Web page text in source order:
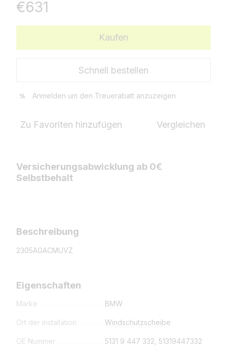
€631
Kaufen
Schnell bestellen
% Anmelden um den Treuerabatt anzuzeigen
Zu Favoriten hinzufügen Vergleichen
Versicherungsabwicklung ab 0€
Selbstbehalt
Beschreibung
2305AGACMUVZ
Eigenschaften
Marke BMW
Ort der Installation Windschutzscheibe
OE Nummer 5131 9 447 332, 51319447332